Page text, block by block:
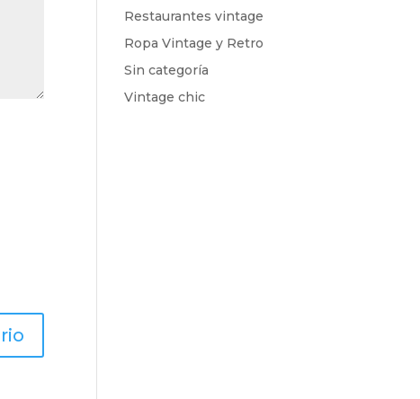
Restaurantes vintage
Ropa Vintage y Retro
Sin categoría
Vintage chic